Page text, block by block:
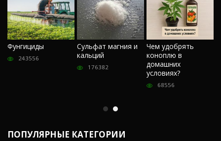
Фунгициды
243556
Сульфат магния и
кальций
176382
Чем удобрять
коноплю в
домашних
условиях?
68556
ПОПУЛЯРНЫЕ КАТЕГОРИИ